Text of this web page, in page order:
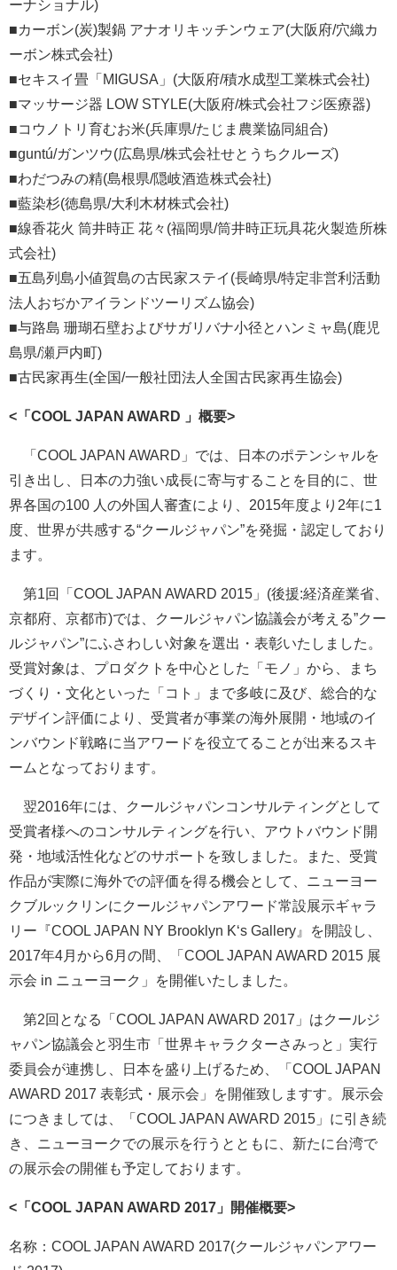
ーナショナル)
■カーボン(炭)製鍋 アナオリキッチンウェア(大阪府/穴織カ
ーボン株式会社)
■セキスイ畳「MIGUSA」(大阪府/積水成型工業株式会社)
■マッサージ器 LOW STYLE(大阪府/株式会社フジ医療器)
■コウノトリ育むお米(兵庫県/たじま農業協同組合)
■guntú/ガンツウ(広島県/株式会社せとうちクルーズ)
■わだつみの精(島根県/隠岐酒造株式会社)
■藍染杉(徳島県/大利木材株式会社)
■線香花火 筒井時正 花々(福岡県/筒井時正玩具花火製造所株
式会社)
■五島列島小値賀島の古民家ステイ(長崎県/特定非営利活動
法人おぢかアイランドツーリズム協会)
■与路島 珊瑚石壁およびサガリバナ小径とハンミャ島(鹿児
島県/瀬戸内町)
■古民家再生(全国/一般社団法人全国古民家再生協会)
<「COOL JAPAN AWARD 」概要>
「COOL JAPAN AWARD」では、日本のポテンシャルを
引き出し、日本の力強い成長に寄与することを目的に、世
界各国の100 人の外国人審査により、2015年度より2年に1
度、世界が共感する“クールジャパン”を発掘・認定しており
ます。
第1回「COOL JAPAN AWARD 2015」(後援:経済産業省、
京都府、京都市)では、クールジャパン協議会が考える”クー
ルジャパン”にふさわしい対象を選出・表彰いたしました。
受賞対象は、プロダクトを中心とした「モノ」から、まち
づくり・文化といった「コト」まで多岐に及び、総合的な
デザイン評価により、受賞者が事業の海外展開・地域のイ
ンバウンド戦略に当アワードを役立てることが出来るスキ
ームとなっております。
翌2016年には、クールジャパンコンサルティングとして
受賞者様へのコンサルティングを行い、アウトバウンド開
発・地域活性化などのサポートを致しました。また、受賞
作品が実際に海外での評価を得る機会として、ニューヨー
クブルックリンにクールジャパンアワード常設展示ギャラ
リー『COOL JAPAN NY Brooklyn K‘s Gallery』を開設し、
2017年4月から6月の間、「COOL JAPAN AWARD 2015 展
示会 in ニューヨーク」を開催いたしました。
第2回となる「COOL JAPAN AWARD 2017」はクールジ
ャパン協議会と羽生市「世界キャラクターさみっと」実行
委員会が連携し、日本を盛り上げるため、「COOL JAPAN
AWARD 2017 表彰式・展示会」を開催致しますす。展示会
につきましては、「COOL JAPAN AWARD 2015」に引き続
き、ニューヨークでの展示を行うとともに、新たに台湾で
の展示会の開催も予定しております。
<「COOL JAPAN AWARD 2017」開催概要>
名称：COOL JAPAN AWARD 2017(クールジャパンアワー